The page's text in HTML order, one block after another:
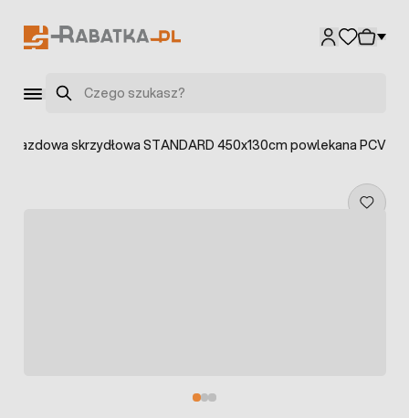
Szukaj
wjazdowa skrzydłowa STANDARD 450x130cm powlekana PCV